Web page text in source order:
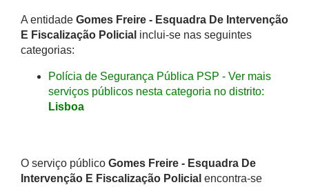
A entidade Gomes Freire - Esquadra De Intervenção
E Fiscalização Policial inclui-se nas seguintes
categorias:
Polícia de Segurança Pública PSP - Ver mais
serviços públicos nesta categoria no distrito:
Lisboa
O serviço público Gomes Freire - Esquadra De
Intervenção E Fiscalização Policial encontra-se